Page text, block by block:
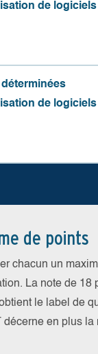
de logiciels
de logiciels
de points
chacun un
La note de
le label de
décerne en plus